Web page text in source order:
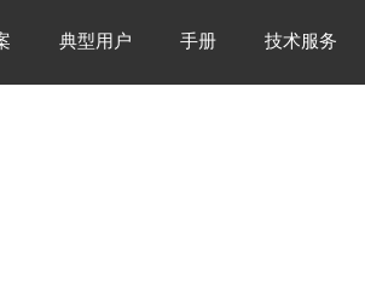
典型用户 手册 技术服务